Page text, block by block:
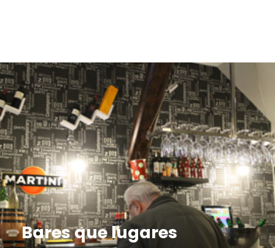
Bares que lugares